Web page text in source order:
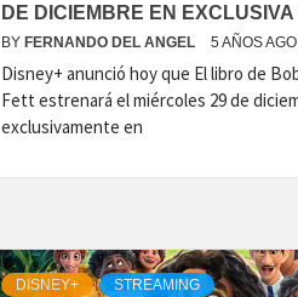
DE DICIEMBRE EN
BY FERNANDO DEL ANGEL 5 AÑOS AGO
Disney+ anunció hoy que El libro de
Fett estrenará el miércoles 29 de
exclusivamente en
DISNEY+ STREAMING